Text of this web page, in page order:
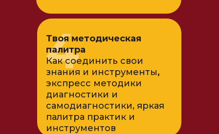
4
Твоя методическая
палитра
Как соединить свои
знания и инструменты,
экспресс методики
диагностики и
самодиагностики, яркая
палитра практик и
инструментов